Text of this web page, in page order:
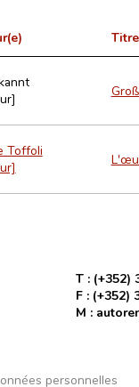
Titre
Toffoli
T : (+352)
F : (+352)
M :
personnelles